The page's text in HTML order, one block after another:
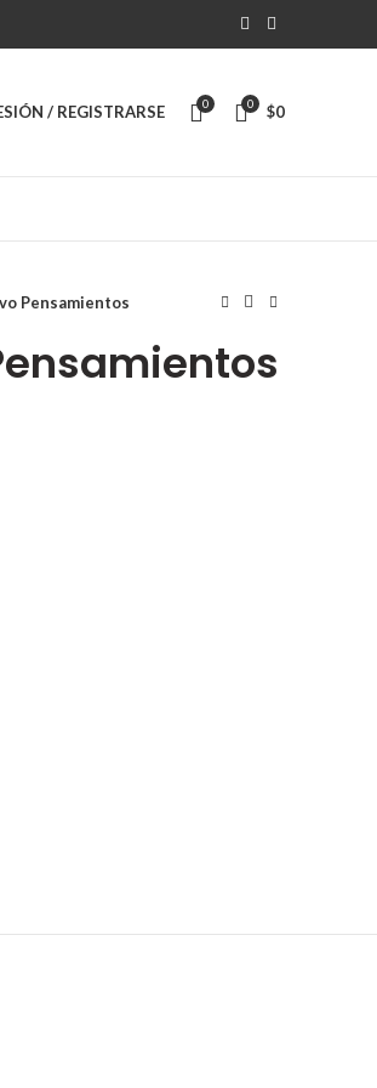
/ REGISTRARSE 0 0 $0
Pensamientos